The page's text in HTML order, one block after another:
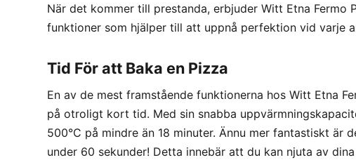
När det kommer till prestanda, erbjuder Witt Etna Fermo
funktioner som hjälper till att uppnå perfektion vid varje
Tid För att Baka en Pizza
En av de mest framstående funktionerna hos Witt Etna
på otroligt kort tid. Med sin snabba
500°C på mindre än 18 minuter. Ännu mer fantastiskt är
under 60 sekunder! Detta innebär att du kan njuta av